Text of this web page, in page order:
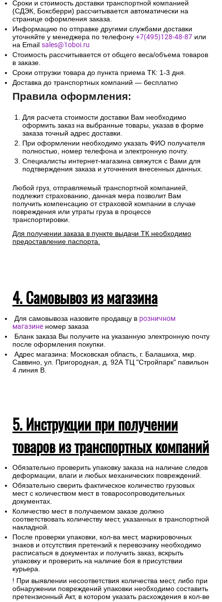
Сроки и стоимость доставки транспортной компанией
(СДЭК, Боксберри) рассчитывается автоматически на
странице оформления заказа.
Информацию по отправке другими службами доставки
уточняйте у менеджера по телефону +7(495)128-48-87 или
на Email sales@1oboi.ru
Стоимость рассчитывается от общего веса/объема товаров
в заказе.
Сроки отгрузки товара до пункта приема ТК: 1-3 дня.
Доставка до транспортных компаний — бесплатно
Правила оформления:
Для расчета стоимости доставки Вам необходимо
оформить заказ на выбранные товары, указав в форме
заказа точный адрес доставки.
При оформлении необходимо указать ФИО получателя
полностью, номер телефона и электронную почту.
Специалисты интернет-магазина свяжутся с Вами для
подтверждения заказа и уточнения внесенных данных.
Любой груз, отправляемый транспортной компанией,
подлежит страхованию, данная мера позволит Вам
получить компенсацию от страховой компании в случае
повреждения или утраты груза в процессе
транспортировки.
Для получении заказа в пункте выдачи ТК необходимо
предоставление паспорта.
4. Самовывоз из магазина
Для самовывоза назовите продавцу в розничном
магазине номер заказа
Бланк заказа Вы получите на указанную электронную почту
после оформления покупки.
Адрес магазина: Московская область, г. Балашиха, мкр.
Саввино, ул. Пригородная, д. 92А ТЦ "Стройпарк" павильон
4 линия В.
5. Инструкции при получении
товаров из транспортных компаний
Обязательно проверить упаковку заказа на наличие следов
деформации, влаги и любых механических повреждений.
Обязательно сверить фактическое количество грузовых
мест с количеством мест в товаросопроводительных
документах.
Количество мест в получаемом заказе должно
соответствовать количеству мест, указанных в транспортной
накладной.
После проверки упаковки, кол-ва мест, маркировочных
знаков и отсутствия претензий к перевозчику необходимо
расписаться в документах и получить заказ, вскрыть
упаковку и проверить на наличие боя в присутствии
курьера.
! При выявлении несоответствия количества мест, либо при
обнаружении повреждений упаковки необходимо составить
претензионный Акт, в котором указать расхождения в кол-ве